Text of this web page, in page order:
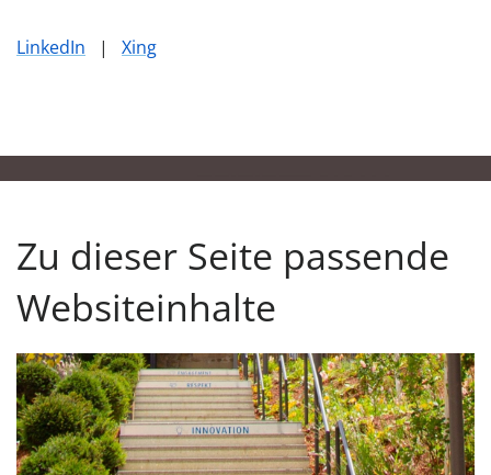
LinkedIn | Xing
Zu dieser Seite passende
Websiteinhalte
Unsere Verantwortung